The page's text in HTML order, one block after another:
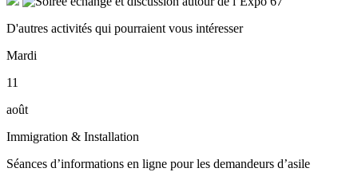
D'autres activités qui pourraient vous intéresser
Mardi
11
août
Immigration & Installation
Séances d’informations en ligne pour les demandeurs d’asile